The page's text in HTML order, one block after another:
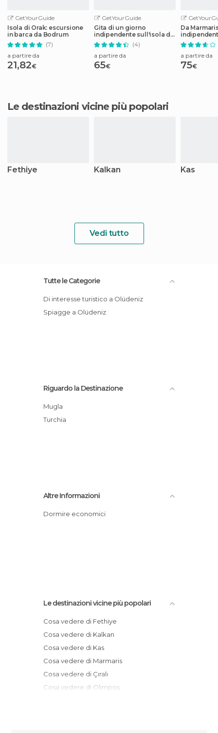
GetYourGuide
Isola di Orak: escursione
in barca da Bodrum
(7)
a partire da
21,82€
GetYourGuide
Gita di un giorno
indipendente sull'isola di
Kos in barca da Bodrum
(4)
a partire da
65€
Da
a Rodi in
a partire da
75€
Le destinazioni vicine più popolari
Fethiye Kalkan Kas
Vedi tutto
Tutte le Categorie
Di interesse turistico a Olüdeniz
Spiagge a Olüdeniz
Riguardo la Destinazione
Mugla
Turchia
Altre Informazioni
Dormire economici
Le destinazioni vicine più popolari
Cosa vedere di Fethiye
Cosa vedere di Kalkan
Cosa vedere di Kas
Cosa vedere di Marmaris
Cosa vedere di Çıralı
Cosa vedere di Olimpos